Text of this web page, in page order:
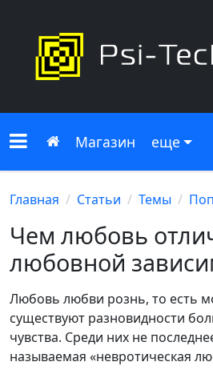
Меню сайта
Главная
Магазин еще
Главная Статьи Темы
Чем любовь
любовной
Любовь любви рознь, то есть
существуют разновидности
чувства. Среди них не
называемая «невротическая